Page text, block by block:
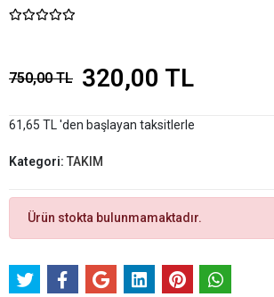
750,00 TL 320,00 TL
61,65 TL 'den başlayan taksitlerle
Kategori: TAKIM
Ürün stokta bulunmamaktadır.